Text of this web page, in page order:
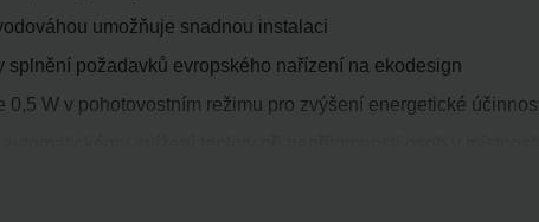
umožňuje snadnou instalaci
splnění požadavků evropského nařízení na ekodesign
0,5 W v pohotovostním režimu pro zvýšení energetické